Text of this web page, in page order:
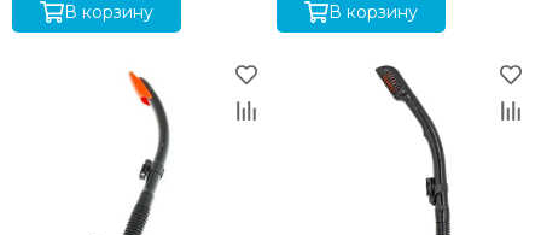
В корзину В корзину